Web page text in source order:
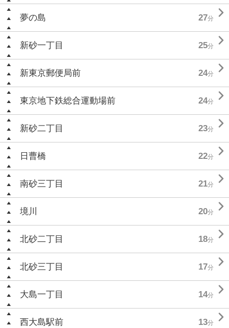
夢の島 27分 
新砂一丁目 25分 
新東京郵便局前 24分 
東京地下鉄総合運動場前 24分 
新砂二丁目 23分 
日曹橋 22分 
南砂三丁目 21分 
境川 20分 
北砂二丁目 18分 
北砂三丁目 17分 
大島一丁目 14分 
西大島駅前 13分 